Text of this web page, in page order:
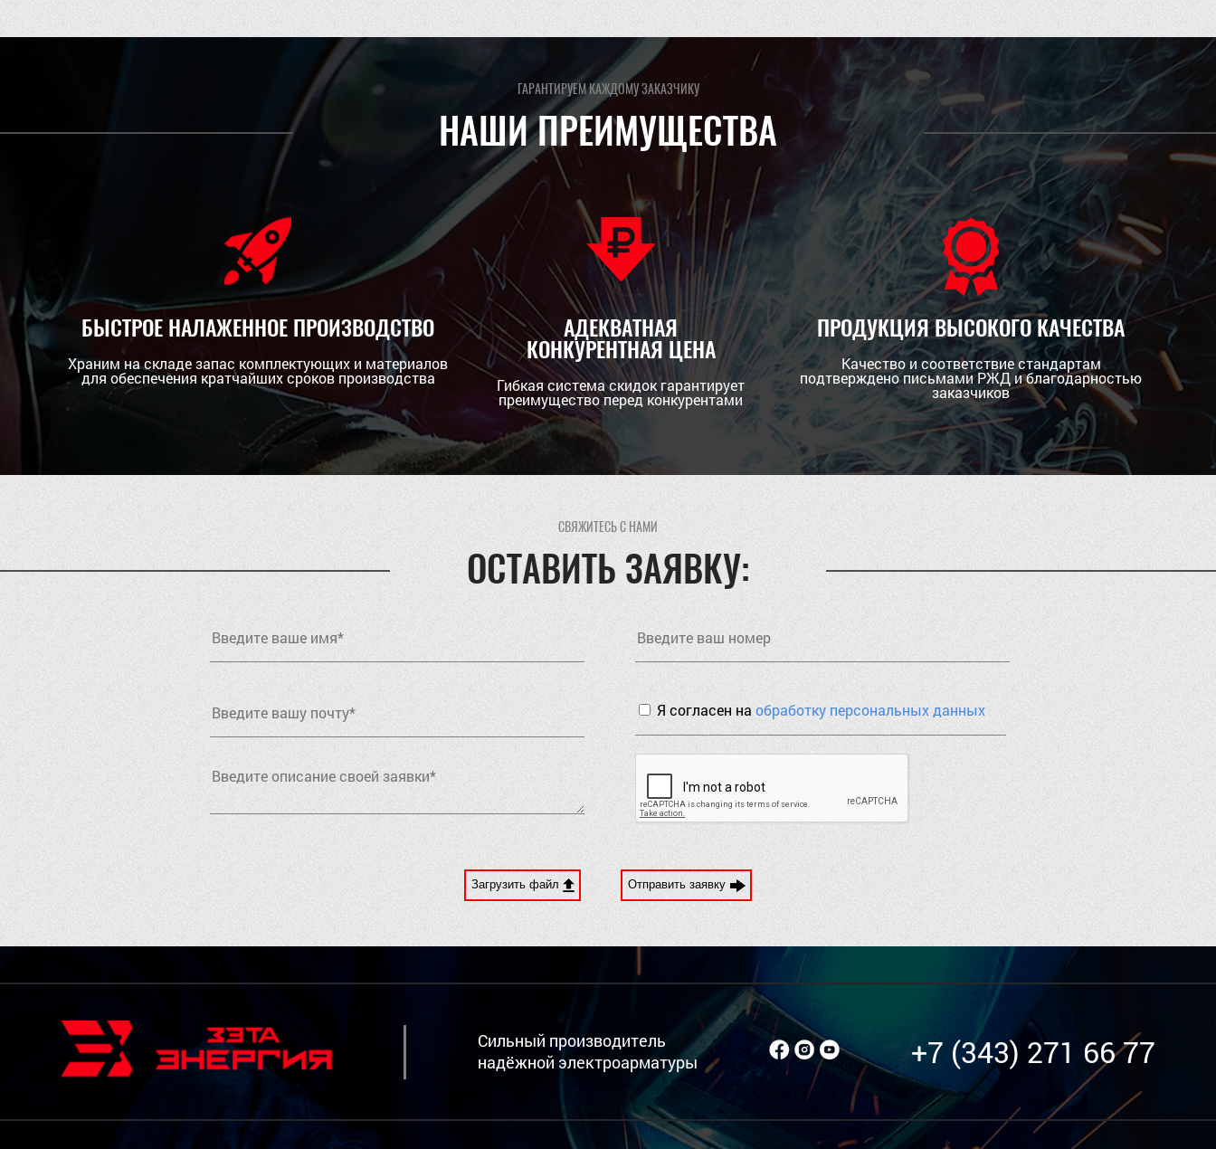
ГАРАНТИРУЕМ КАЖДОМУ ЗАКАЗЧИКУ
НАШИ ПРЕИМУЩЕСТВА
БЫСТРОЕ НАЛАЖЕННОЕ ПРОИЗВОДСТВО
Храним на складе запас комплектующих и материалов
для обеспечения кратчайших сроков производства
АДЕКВАТНАЯ
КОНКУРЕНТНАЯ ЦЕНА
Гибкая система скидок гарантирует
преимущество перед конкурентами
ПРОДУКЦИЯ ВЫСОКОГО КАЧЕСТВА
Качество и соответствие стандартам
подтверждено письмами РЖД и благодарностью
заказчиков
СВЯЖИТЕСЬ С НАМИ
ОСТАВИТЬ ЗАЯВКУ:
Я согласен на обработку персональных данных
Загрузить файл Отправить заявку
Сильный производитель
надёжной электроарматуры
+7 (343) 271 66 77